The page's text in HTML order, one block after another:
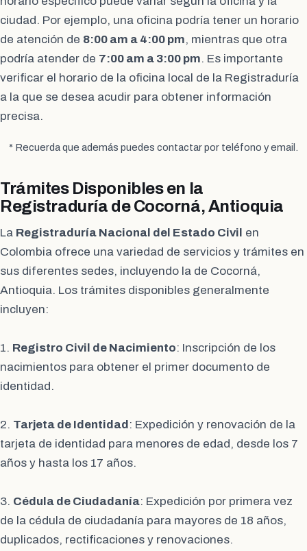
ciudad. Por ejemplo, una oficina podría tener un horario
de atención de 8:00 am a 4:00 pm, mientras que otra
podría atender de 7:00 am a 3:00 pm. Es importante
verificar el horario de la oficina local de la Registraduría
a la que se desea acudir para obtener información
precisa.
* Recuerda que además puedes contactar por teléfono y email.
Trámites Disponibles en la
Registraduría de Cocorná, Antioquia
La Registraduría Nacional del Estado Civil en
Colombia ofrece una variedad de servicios y trámites en
sus diferentes sedes, incluyendo la de Cocorná,
Antioquia. Los trámites disponibles generalmente
incluyen:
1. Registro Civil de Nacimiento: Inscripción de los
nacimientos para obtener el primer documento de
identidad.
2. Tarjeta de Identidad : Expedición y renovación de la
tarjeta de identidad para menores de edad, desde los 7
años y hasta los 17 años.
3. Cédula de Ciudadanía: Expedición por primera vez
de la cédula de ciudadanía para mayores de 18 años,
duplicados, rectificaciones y renovaciones.